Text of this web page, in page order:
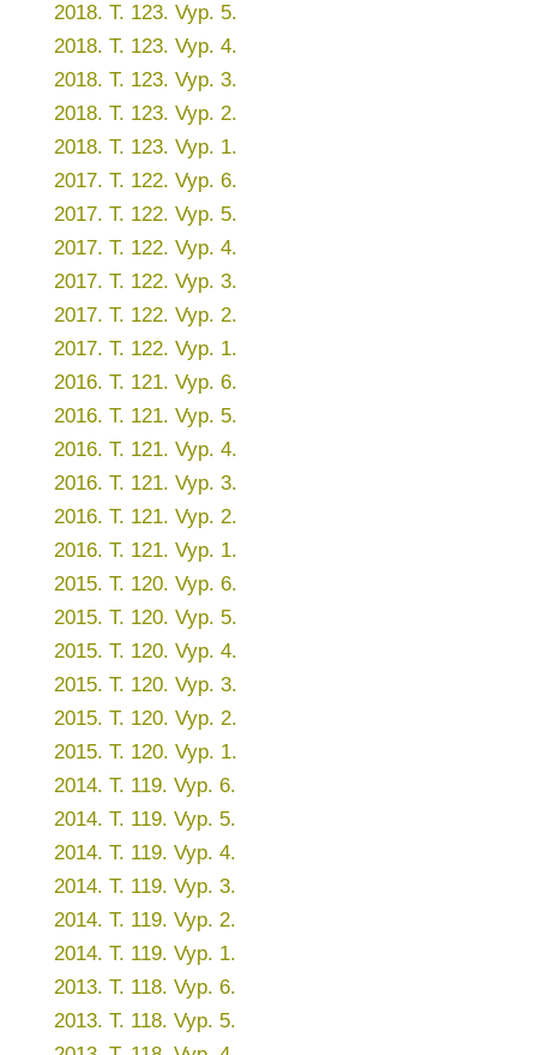
2018. T. 123. Vyp. 5.
2018. T. 123. Vyp. 4.
2018. T. 123. Vyp. 3.
2018. T. 123. Vyp. 2.
2018. T. 123. Vyp. 1.
2017. T. 122. Vyp. 6.
2017. T. 122. Vyp. 5.
2017. T. 122. Vyp. 4.
2017. T. 122. Vyp. 3.
2017. T. 122. Vyp. 2.
2017. T. 122. Vyp. 1.
2016. T. 121. Vyp. 6.
2016. T. 121. Vyp. 5.
2016. T. 121. Vyp. 4.
2016. T. 121. Vyp. 3.
2016. T. 121. Vyp. 2.
2016. T. 121. Vyp. 1.
2015. T. 120. Vyp. 6.
2015. T. 120. Vyp. 5.
2015. T. 120. Vyp. 4.
2015. T. 120. Vyp. 3.
2015. T. 120. Vyp. 2.
2015. T. 120. Vyp. 1.
2014. T. 119. Vyp. 6.
2014. T. 119. Vyp. 5.
2014. T. 119. Vyp. 4.
2014. T. 119. Vyp. 3.
2014. T. 119. Vyp. 2.
2014. T. 119. Vyp. 1.
2013. T. 118. Vyp. 6.
2013. T. 118. Vyp. 5.